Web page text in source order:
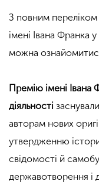
З повним переліком
імені Івана Франка у
можна
Премію імені Івана
діяльності
авторам нових
утвердженню
свідомості й
державотворення і